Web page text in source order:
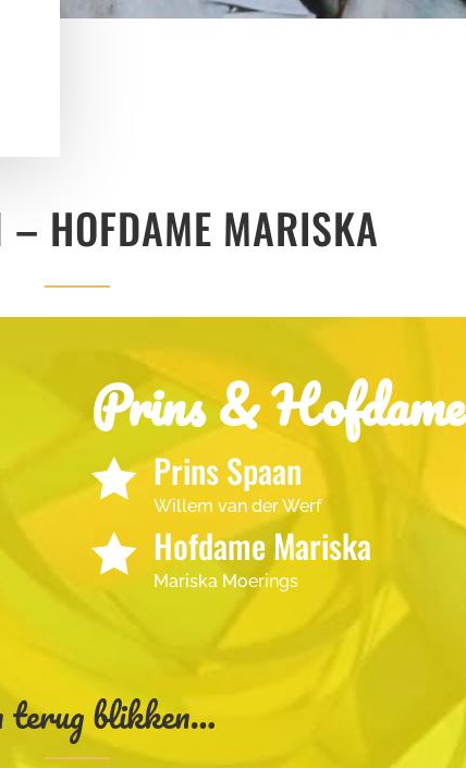
HOFDAME MARISKA
Prins & Hofdame
 Prins Spaan
Willem van der Werf
 Hofdame Mariska
Mariska Moerings
terug blikken…